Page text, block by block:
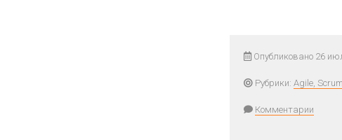
Опубликовано 26
Рубрики: Agile,
Комментарии